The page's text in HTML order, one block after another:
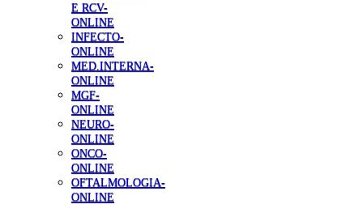
E RCV-
ONLINE
INFECTO-
ONLINE
MED.INTERNA-
ONLINE
MGF-
ONLINE
NEURO-
ONLINE
ONCO-
ONLINE
OFTALMOLOGIA-
ONLINE